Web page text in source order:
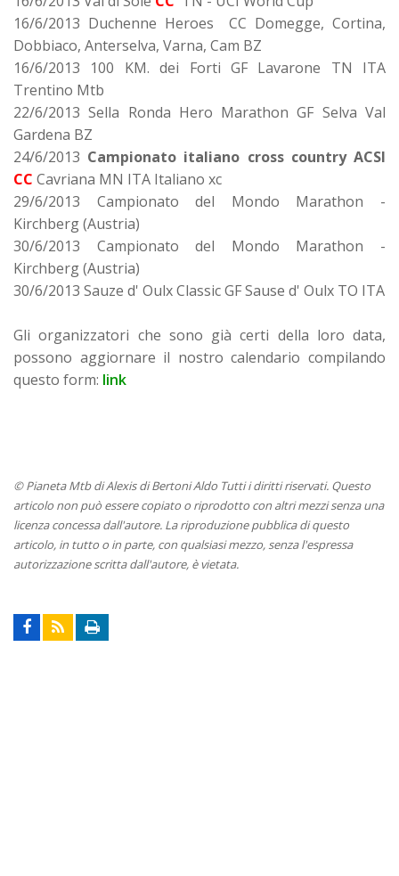
16/6/2013 Duchenne Heroes CC Domegge, Cortina,
Dobbiaco, Anterselva, Varna, Cam BZ
16/6/2013 100 KM. dei Forti GF Lavarone TN ITA
Trentino Mtb
22/6/2013 Sella Ronda Hero Marathon GF Selva Val
Gardena BZ
24/6/2013 Campionato italiano cross country ACSI
CC Cavriana MN ITA Italiano xc
29/6/2013 Campionato del Mondo Marathon -
Kirchberg (Austria)
30/6/2013 Campionato del Mondo Marathon -
Kirchberg (Austria)
30/6/2013 Sauze d' Oulx Classic GF Sause d' Oulx TO ITA
Gli organizzatori che sono già certi della loro data,
possono aggiornare il nostro calendario compilando
questo form: link
© Pianeta Mtb di Alexis di Bertoni Aldo Tutti i diritti riservati. Questo
articolo non può essere copiato o riprodotto con altri mezzi senza una
licenza concessa dall'autore. La riproduzione pubblica di questo
articolo, in tutto o in parte, con qualsiasi mezzo, senza l'espressa
autorizzazione scritta dall'autore, è vietata.